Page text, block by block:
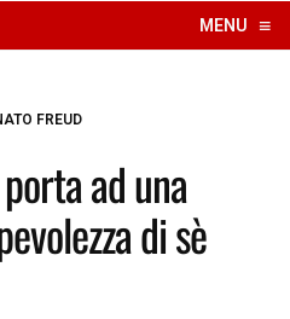
MENU ≡
☰
FREUD
ad una
di sè